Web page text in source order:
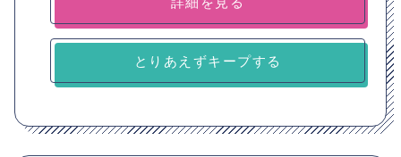
とりあえずキープする